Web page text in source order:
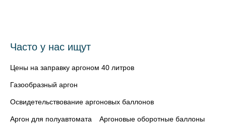
Часто у нас ищут
Цены на заправку аргоном 40 литров
Газообразный аргон
Освидетельствование аргоновых баллонов
Аргон для полуавтомата Аргоновые оборотные баллоны